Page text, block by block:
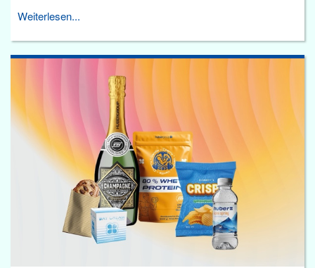
Weiterlesen...